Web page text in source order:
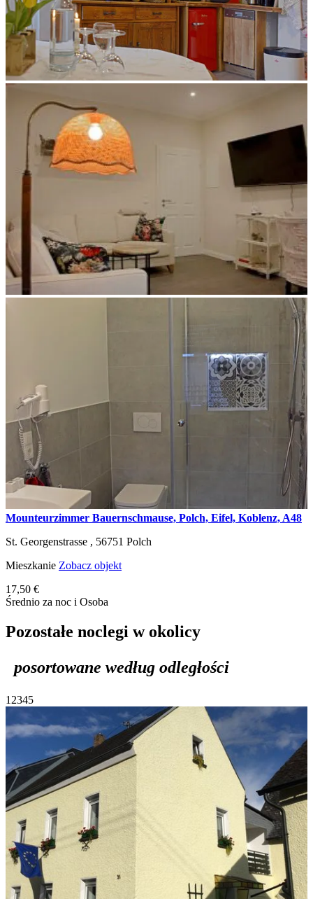
Mounteurzimmer Bauernschmause, Polch, Eifel, Koblenz, A48
St. Georgenstrasse , 56751 Polch
Mieszkanie Zobacz objekt
17,50 €
Średnio za noc i Osoba
Pozostałe noclegi w okolicy
posortowane według odległości
1 2345